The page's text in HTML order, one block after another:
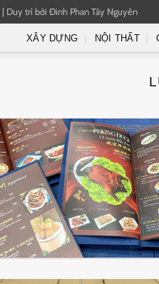
| Duy trì bởi Đinh Phan Tây Nguyên
XÂY DỰNG NỘI THẤT